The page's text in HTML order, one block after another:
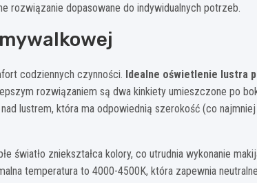
rozwiązanie dopasowane do indywidualnych potrzeb.
codziennych czynności. Idealne oświetlenie lustra
rozwiązaniem są dwa kinkiety umieszczone po
lustrem, która ma odpowiednią szerokość (co
światło zniekształca kolory, co utrudnia wykonanie
temperatura to 4000-4500K, która zapewnia